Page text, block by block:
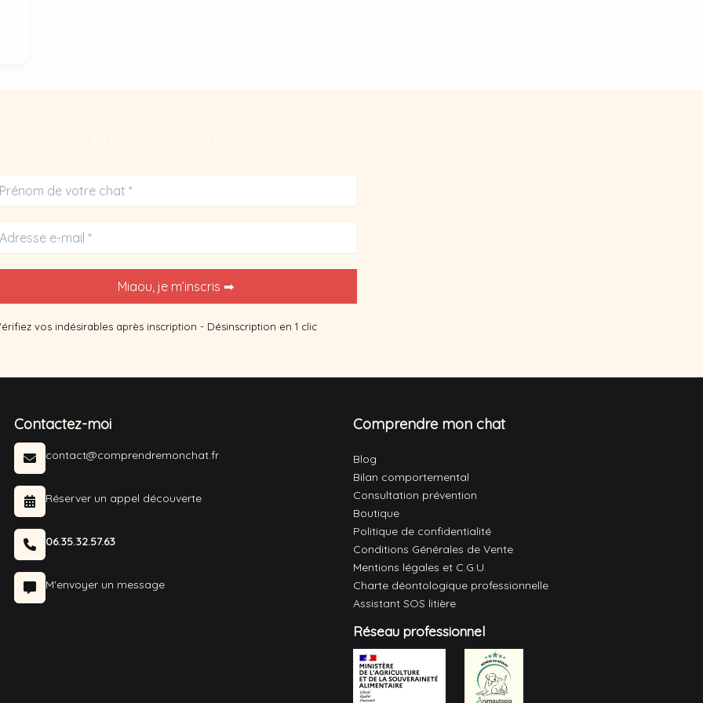
vos indésirables après inscription - Désinscription en 1 clic
Contactez-moi
contact@comprendremonchat.fr
Réserver un appel découverte
06.35.32.57.63
M'envoyer un message
Comprendre mon chat
Blog
Bilan comportemental
Consultation prévention
Boutique
Politique de confidentialité
Conditions Générales de Vente
Mentions légales et C.G.U.
Charte déontologique professionnelle
Assistant SOS litière
Réseau professionnel